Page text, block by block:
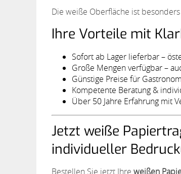
Die weiße Oberfläche ist
Ihre Vorteile mit
Sofort ab Lager lieferbar –
Große Mengen verfügbar –
Günstige Preise für
Kompetente Beratung &
Über 50 Jahre Erfahrung mit
Jetzt weiße
individueller
Bestellen Sie jetzt Ihre weißen